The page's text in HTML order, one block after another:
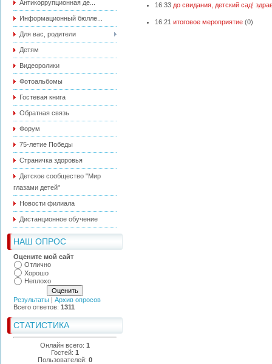
Антикоррупционная де...
Информационный бюлле...
Для вас, родители
Детям
Видеоролики
Фотоальбомы
Гостевая книга
Обратная связь
Форум
75-летие Победы
Страничка здоровья
Детское сообщество "Мир
глазами детей"
Новости филиала
Дистанционное обучение
НАШ ОПРОС
Оцените мой сайт
Отлично
Хорошо
Неплохо
Результаты | Архив опросов
Всего ответов: 1311
СТАТИСТИКА
Онлайн всего: 1
Гостей: 1
Пользователей: 0
16:33 до свидания, детский сад!
16:21 итоговое мероприятие (0)